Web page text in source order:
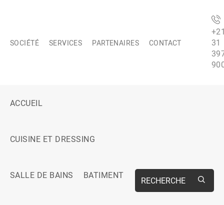
SOCIÉTÉ SERVICES PARTENAIRES CONTACT
31
ACCUEIL
CUISINE ET DRESSING
SALLE DE BAINS BATIMENT RECHERCHE